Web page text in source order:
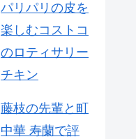
パリパリの皮を
楽しむコストコ
のロティサリー
チキン
藤枝の先輩と町
中華 寿蘭で評